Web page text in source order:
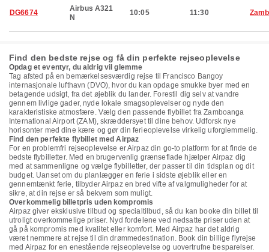
DG6674
Airbus A321
N
10:05 11:30
Find den bedste rejse og få din perfekte rejseoplevelse
Opdag et eventyr, du aldrig vil glemme
Tag afsted på en bemærkelsesværdig rejse til Francisco Bangoy
internasjonale lufthavn (DVO), hvor du kan opdage smukke byer med en
betagende udsigt, fra det øjeblik du lander. Forestil dig selv at vandre
gennem livlige gader, nyde lokale smagsoplevelser og nyde den
karakteristiske atmosfære. Vælg den passende flybillet fra Zamboanga
International Airport (ZAM), skræddersyet til dine behov. Udforsk nye
horisonter med dine kære og gør din ferieoplevelse virkelig uforglemmelig.
Find den perfekte flybillet med Airpaz
For en problemfri rejseoplevelse er Airpaz din go-to platform for at finde de
bedste flybilletter. Med en brugervenlig grænseflade hjælper Airpaz dig
med at sammenligne og vælge flybilletter, der passer til din tidsplan og dit
budget. Uanset om du planlægger en ferie i sidste øjeblik eller en
gennemtænkt ferie, tilbyder Airpaz en bred vifte af valgmuligheder for at
sikre, at din rejse er så bekvem som muligt.
Overkommelig billetpris uden kompromis
Airpaz giver eksklusive tilbud og specialtilbud, så du kan booke din billet til
utroligt overkommelige priser. Nyd fordelene ved nedsatte priser uden at
gå på kompromis med kvalitet eller komfort. Med Airpaz har det aldrig
været nemmere at rejse til din drømmedestination. Book din billige flyrejse
med Airpaz for en enestående rejseoplevelse og uovertrufne besparelser.